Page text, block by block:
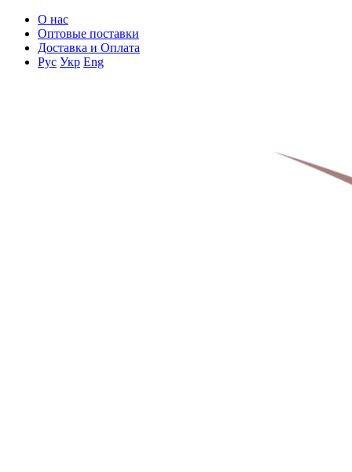
О нас
Оптовые поставки
Доставка и Оплата
Рус Укр Eng